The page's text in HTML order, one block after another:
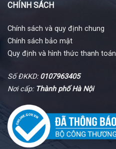
CHÍNH SÁCH
Chính sách và quy định chung
Chính sách bảo mật
Quy định và hình thức thanh toán
Số ĐKKD:0107963405
Nơi cấp: Thành phố Hà Nội